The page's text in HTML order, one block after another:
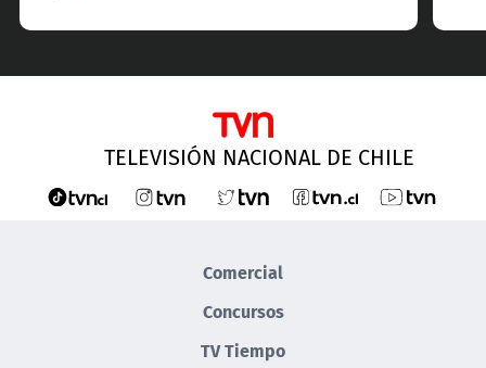
TELEVISIÓN NACIONAL DE CHILE
Comercial
Concursos
TV Tiempo